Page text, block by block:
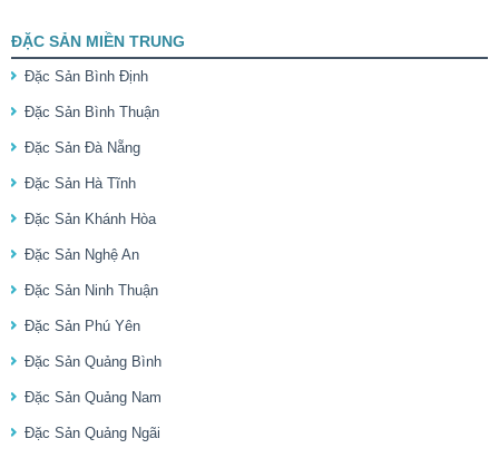
ĐẶC SẢN MIỀN TRUNG
Đặc Sản Bình Định
Đặc Sản Bình Thuận
Đặc Sản Đà Nẵng
Đặc Sản Hà Tĩnh
Đặc Sản Khánh Hòa
Đặc Sản Nghệ An
Đặc Sản Ninh Thuận
Đặc Sản Phú Yên
Đặc Sản Quảng Bình
Đặc Sản Quảng Nam
Đặc Sản Quảng Ngãi